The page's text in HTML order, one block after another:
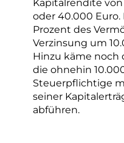
Kapitalrendite
oder 40.000
Prozent des
Verzinsung um
Hinzu käme noch
die ohnehin
Steuerpflichtige
seiner
abführen.